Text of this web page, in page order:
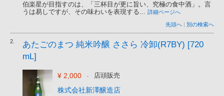
伯楽星が目指すのは、「三杯目が更に旨い、究極の食中酒」。言
うは易しですが、その味わいを表現する... 詳細ページへ
先頭へ | 別の検索へ
2.
あたごのまつ 純米吟醸 ささら 冷卸(R7BY) [720
mL]
¥ 2,000 - 店頭販売
株式会社新澤醸造店